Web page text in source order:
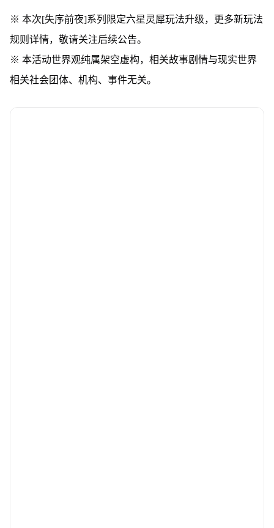
※ 本次[失序前夜]系列限定六星灵犀玩法升级，更多新玩法
规则详情，敬请关注后续公告。
※ 本活动世界观纯属架空虚构，相关故事剧情与现实世界
相关社会团体、机构、事件无关。